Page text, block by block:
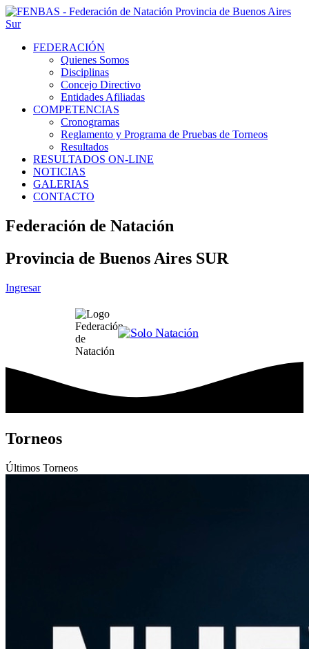
FEDERACIÓN
Quienes Somos
Disciplinas
Concejo Directivo
Entidades Afiliadas
COMPETENCIAS
Cronogramas
Reglamento y Programa de Pruebas de Torneos
Resultados
RESULTADOS ON-LINE
NOTICIAS
GALERIAS
CONTACTO
Federación de Natación
Provincia de Buenos Aires SUR
Ingresar
Torneos
Últimos Torneos